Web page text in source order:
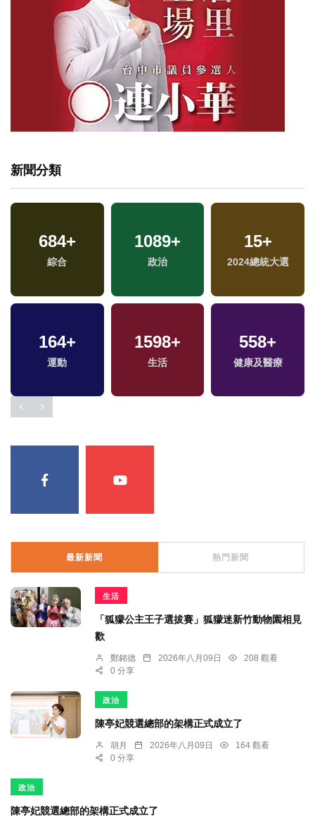
新聞分類
1+
2023金鐘獎
344+
熱門
668+
文教
2+ 71+
美食
40+
兩岸道教文化交流專
最新新聞 熱門新聞
生活
「狐獴公主王子選拔賽」狐獴迷新竹動物園相見
歡
鄭銘德 2026年八月09日
208 觀看
0 分享
政治
陳亭妃競選總部的架構正式成立了
胡月 2026年八月09日
164 觀看
0 分享
政治
陳亭妃競選總部的架構正式成立了